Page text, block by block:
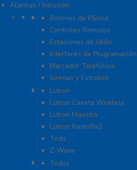
Alarmas / Intrusión
Accesorios
Botones de Pánico
Controles Remotos
Estaciones de Jalón
Interfaces de Programación
Marcador Telefónico
Sirenas y Estrobos
Automatización – Casa
Lutron
Lutron Caseta Wireless
Lutron Maestro
Lutron RadioRa2
Todo
Z-Wave
Cables
Todos